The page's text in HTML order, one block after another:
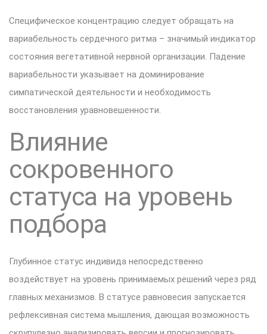
Специфическое концентрацию следует обращать на
вариабельность сердечного ритма – значимый индикатор
состояния вегетативной нервной организации. Падение
вариабельности указывает на доминирование
симпатической деятельности и необходимость
восстановления уравновешенности.
Влияние
сокровенного
статуса на уровень
подбора
Глубинное статус индивида непосредственно
воздействует на уровень принимаемых решений через ряд
главных механизмов. В статусе равновесия запускается
рефлексивная система мышления, дающая возможность